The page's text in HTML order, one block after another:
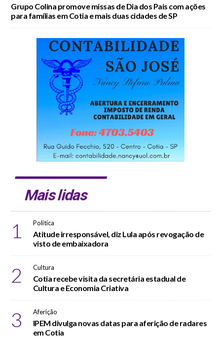
Grupo Colina promove missas de Dia dos Pais com ações
para famílias em Cotia e mais duas cidades de SP
Mais lidas
1 Política
Atitude irresponsável, diz Lula após revogação de
visto de embaixadora
2 Cultura
Cotia recebe visita da secretária estadual de
Cultura e Economia Criativa
3 Aferição
IPEM divulga novas datas para aferição de radares
em Cotia